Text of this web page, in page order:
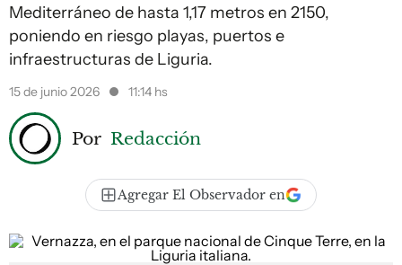
Mediterráneo de hasta 1,17 metros en 2150,
poniendo en riesgo playas, puertos e
infraestructuras de Liguria.
15 de junio 2026 11:14 hs
Por Redacción
Agregar El Observador en